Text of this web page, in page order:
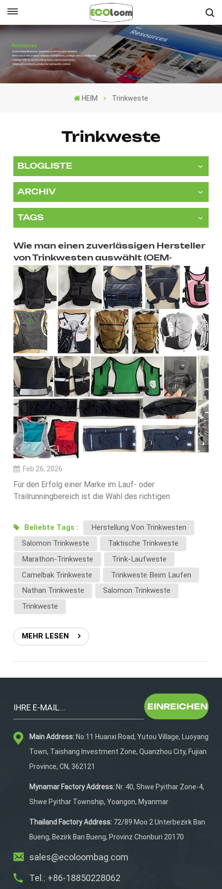
English
Français
HEIM Trinkweste
Trinkweste
BLOGLISTE
ARCHIV
TAGS
Wie man einen zuverlässigen Hersteller
von Trinkwesten auswählt (OEM-
Leitfaden)
Feb 26, 2026
Für den Erfolg einer Marke im Lauf- oder
Trailrunningbereich ist die Wahl des richtigen
Funktionalität und Tragekomfort Ihres Produkts
beeinflussen die Kundenzufriedenheit und den
Markenruf maßgeblich.In diesem Leitfaden erläutern
wir Ihnen die wichtigsten Faktoren, die Sie bei der
Auswahl eines OEM-Lieferanten für Trinkwesten
berücksichtigen sollten.1. Produktkompetenz im
Bereich TrinksystemeEin professioneller Hersteller
sollte die Leistungsanforderungen an Trinkwesten
verstehen, darunter:Kompatibilität mit Trinkblasen von
1,5 l bis 2 lLeichte und atmungsaktive
MaterialienErgonomische Passform zur Reduzierung
Aufbewahrung für Gels, Handys und andere wichtige
Anpassungsmöglichkeiten (OEM/ODM)Eine starke
OEM-Kompetenz ist für den Aufbau Ihrer
Markenidentität unerlässlich. Achten Sie auf
Lieferanten, die Folgendes
bieten:LogoanpassungStoff- und
FarboptionenVerbesserungen im funktionalen
DesignVerpackungslösungenEin flexibler Lieferant kann
Ihr Konzept effizient in ein marktreifes Produkt
umsetzen.3. Mindestbestellmenge (MOQ)Für Startups
und wachsende Marken ist die Mindestbestellmenge
bieten in der Regel Folgendes an:Niedrige
Mindestbestellmenge (z. B. 300 Stück)Skalierbare
Produktion für das Wachstum Ihres Unternehmens.Dies
ermöglicht es Ihnen, den Markt ohne hohes Risiko zu
Beliebte Tags :
Herstellung Von Trinkwesten
Salomon Trinkweste
Taktische Trinkweste
Marathon-Trinkweste
Trink-Laufweste
Camelbak Trinkweste
Trinkweste Beim Laufen
Nathan Trinkweste
Salomon Trinkweste
Trinkweste
MEHR LESEN
EINREICHEN
Main Address:No.11 Huanxi Road, Yutou Village, Luoyang
Town, Taishang Investment Zone, Quanzhou City, Fujian
Province, CN, 362121
Mynamar Factory Address:Nr. 40, Shwe Pyithar Zone-4,
Shwe Pyithar Township, Yoangon, Myanmar
Thailand Factory Address:72/89 Moo 2 Unterbezirk Ban
Bueng, Bezirk Ban Bueng, Provinz Chonburi 20170
sales@ecoloombag.com
Tel.: +86-18850228062